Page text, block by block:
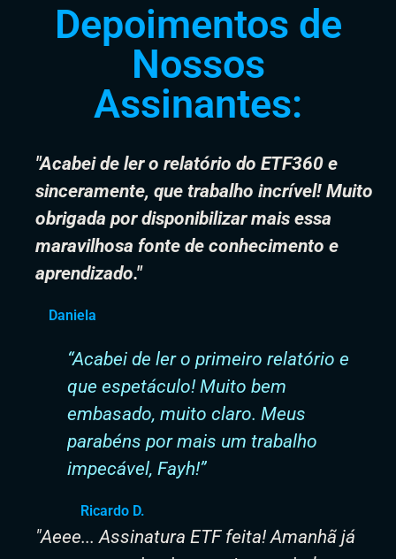
Depoimentos de
Nossos
Assinantes:
"Acabei de ler o relatório do ETF360 e
sinceramente, que trabalho incrível! Muito
obrigada por disponibilizar mais essa
maravilhosa fonte de conhecimento e
aprendizado."
Daniela
“Acabei de ler o primeiro relatório e
que espetáculo! Muito bem
embasado, muito claro. Meus
parabéns por mais um trabalho
impecável, Fayh!”
Ricardo D.
"Aeee... Assinatura ETF feita! Amanhã já